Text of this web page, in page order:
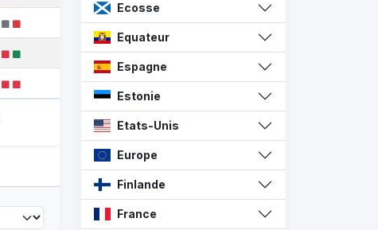
Ecosse
Equateur
Espagne
Estonie
Etats-Unis
Europe
Finlande
France